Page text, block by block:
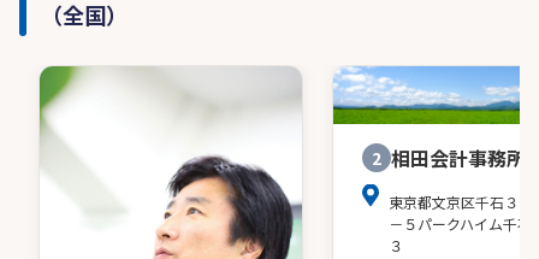
（全国）
2 相田会計事務所
東京都文京区千石３－
－５パークハイム千石
３